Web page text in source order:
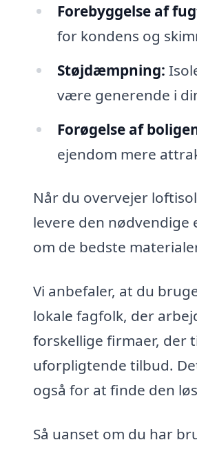
Forebyggelse af
for kondens og
Støjdæmpning:
være generende i
Forøgelse af
ejendom mere
Når du overvejer
levere den nødvendige
om de bedste
Vi anbefaler, at du
lokale fagfolk, der
forskellige firmaer, der
uforpligtende tilbud.
også for at finde den
Så uanset om du har